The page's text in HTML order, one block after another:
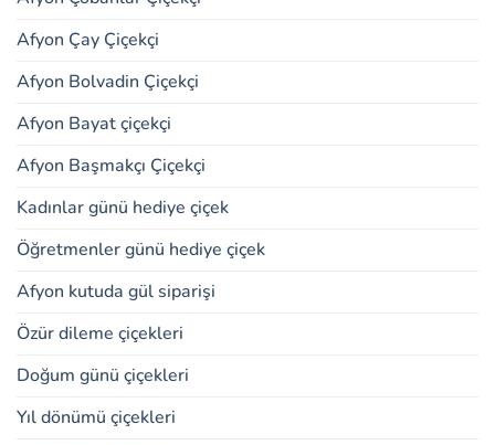
Afyon Çay Çiçekçi
Afyon Bolvadin Çiçekçi
Afyon Bayat çiçekçi
Afyon Başmakçı Çiçekçi
Kadınlar günü hediye çiçek
Öğretmenler günü hediye çiçek
Afyon kutuda gül siparişi
Özür dileme çiçekleri
Doğum günü çiçekleri
Yıl dönümü çiçekleri